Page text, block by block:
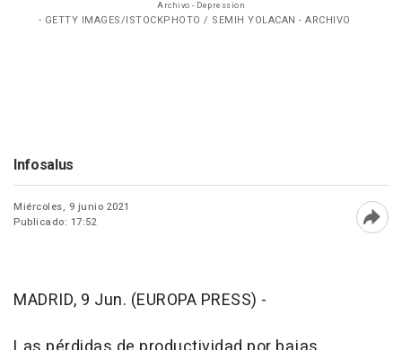
Archivo - Depression
- GETTY IMAGES/ISTOCKPHOTO / SEMIH YOLACAN - ARCHIVO
Infosalus
Miércoles, 9 junio 2021
Publicado: 17:52
MADRID, 9 Jun. (EUROPA PRESS) -